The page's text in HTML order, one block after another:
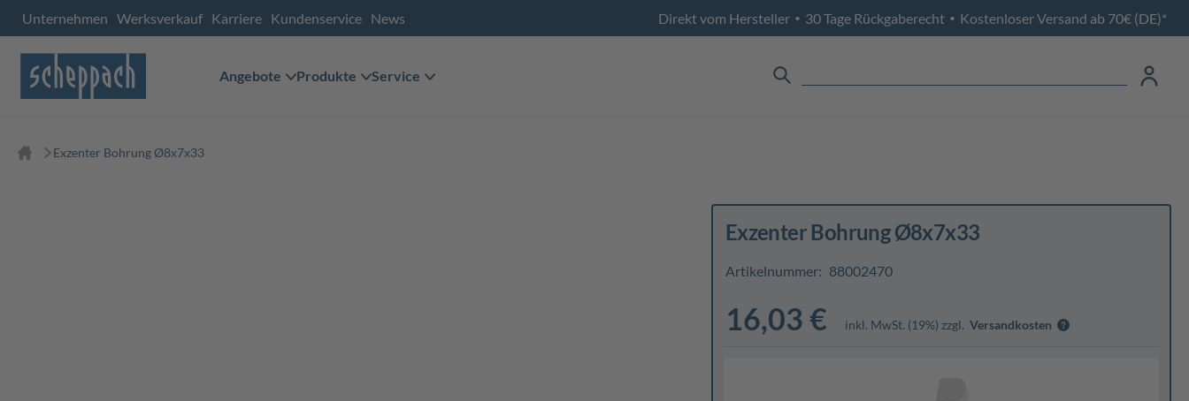
Unternehmen Werksverkauf Karriere Kundenservice News Direkt vom Hersteller • 30 Tage Rückgaberecht • Kostenloser Versand ab 70€ (DE)*
Angebote Produkte Service
Exzenter Bohrung Ø8x7x33
Exzenter Bohrung Ø8x7x33
Artikelnummer: 88002470
16,03 € inkl. MwSt. (19%) zzgl. Versandkosten